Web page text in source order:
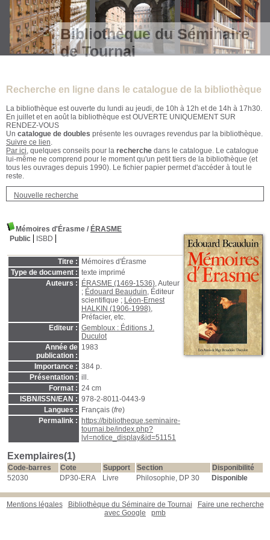
Bibliothèque du Séminaire
de Tournai
Recherche en ligne dans le catalogue de la bibliothèque
La bibliothèque est ouverte du lundi au jeudi, de 10h à 12h et de 14h à 17h30.
En juillet et en août la bibliothèque est OUVERTE UNIQUEMENT SUR
RENDEZ-VOUS
Un catalogue de doubles présente les ouvrages revendus par la bibliothèque.
Suivre ce lien.
Par ici, quelques conseils pour la recherche dans le catalogue. Le catalogue
lui-même ne comprend pour le moment qu'un petit tiers de la bibliothèque (et
tous les ouvrages depuis 1990). Le fichier papier permet d'accéder à tout le
reste.
Nouvelle recherche
Mémoires d'Érasme / ÉRASME
Public
ISBD
Titre :
Mémoires d'Érasme
Type de document : texte imprimé
Auteurs :
ÉRASME (1469-1536), Auteur
; Édouard Beauduin, Éditeur
scientifique ; Léon-Ernest
HALKIN (1906-1998),
Préfacier, etc.
Editeur : Gembloux : Éditions J.
Duculot
Année de
publication :
1983
Importance : 384 p.
Présentation : ill.
Format : 24 cm
ISBN/ISSN/EAN : 978-2-8011-0443-9
Langues :
Français (fre)
Permalink :
https://bibliotheque.seminaire-
tournai.be/index.php?
lvl=notice_display&id=51151
Exemplaires(1)
Code-barres Cote Support Section
Disponibilité
52030
DP30-ERA Livre Philosophie, DP 30 Disponible
Mentions légales Bibliothèque du Séminaire de Tournai
Faire une recherche
avec Google
pmb